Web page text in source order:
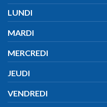
LUNDI
MARDI
MERCREDI
JEUDI
VENDREDI